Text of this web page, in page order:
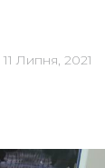
11 Липня, 2021